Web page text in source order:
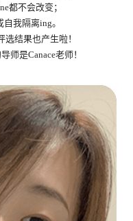
都不会改变；
自我隔离ing。
选结果也产生啦！
师是Canace老师！